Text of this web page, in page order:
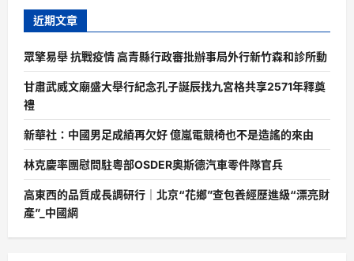
近期文章
眾擎易舉 抗戰疫情 高青縣行政審批辦事局外行新竹森和診所動
甘肅武威文廟盛大舉行紀念孔子誕辰找九宮格共享2571年釋奠
禮
新華社：中國男足成績再欠好 億嵐電競椅也不是造謠的來由
林克慶率團慰問駐粵部OSDER奧斯德汽車零件隊官兵
高東西的品質成長調研行｜北京“花鄉”查包養經歷進級“漂亮財
產”_中國網